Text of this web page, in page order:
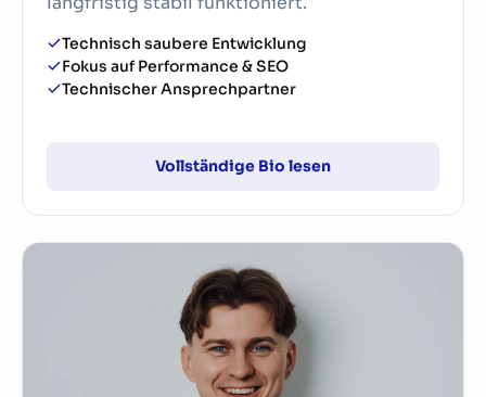
Technisch saubere Entwicklung
Fokus auf Performance & SEO
Technischer Ansprechpartner
Vollständige Bio lesen
Technische Umsetzung
Tobias ist unser Zahlenmensch und Technikfan. Mit
einem ausgezeichnet abgeschlossenen Bachelor
in Statistik und Wirtschaftsmathematik an der TU